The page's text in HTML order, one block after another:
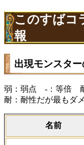
このすばコ
報
出現モンスタ
弱：弱点 -：等倍
耐：耐性だが最もダ
名前